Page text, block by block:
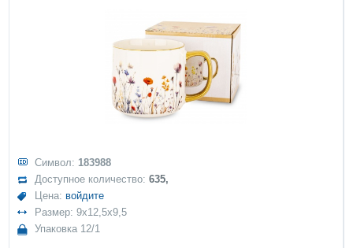
Символ: 183988
Доступное количество:635,
Цена: войдите
Размер: 9x12,5x9,5
Упаковка 12/1